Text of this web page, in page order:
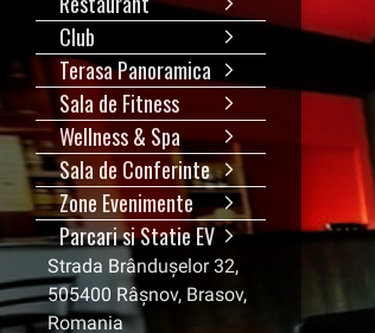
Club
Terasa Panoramica
Sala de Fitness
Wellness & Spa
Sala de Conferinte
Zone Evenimente
Parcari si Statie EV
Strada Brândușelor 32,
505400 Râșnov, Brasov,
Romania